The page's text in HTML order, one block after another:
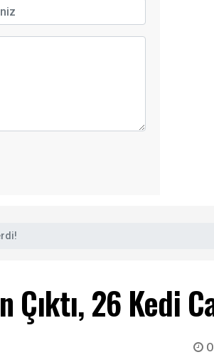
Çıktı, 26 Kedi